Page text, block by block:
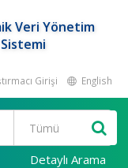
Veri Yönetim
Sistemi
Girişi English
Detaylı Arama